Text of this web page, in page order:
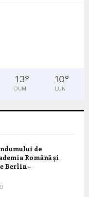
13°
DUM
10°
LUN
de
Română și
Berlin –
0